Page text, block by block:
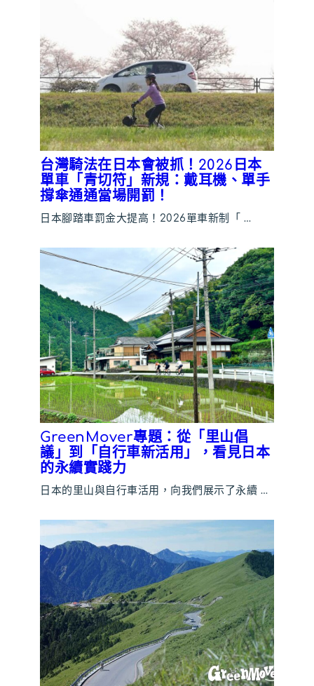
台灣騎法在日本會被抓！2026日本
單車「青切符」新規：戴耳機、單手
撐傘通通當場開罰！
日本腳踏車罰金大提高！2026單車新制「 …
GreenMover專題：從「里山倡
議」到「自行車新活用」，看見日本
的永續實踐力
日本的里山與自行車活用，向我們展示了永續 …